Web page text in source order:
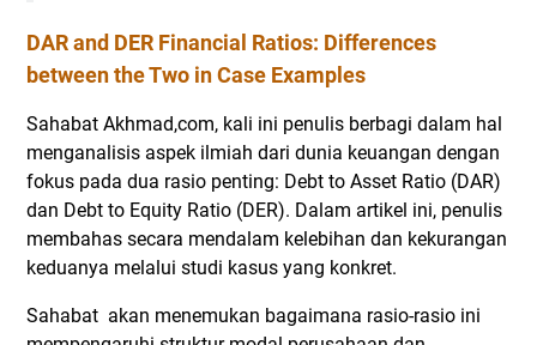
DAR and DER Financial Ratios: Differences
between the Two in Case Examples
Sahabat Akhmad,com, kali ini penulis berbagi dalam hal
menganalisis aspek ilmiah dari dunia keuangan dengan
fokus pada dua rasio penting: Debt to Asset Ratio (DAR)
dan Debt to Equity Ratio (DER). Dalam artikel ini, penulis
membahas secara mendalam kelebihan dan kekurangan
keduanya melalui studi kasus yang konkret.
Sahabat akan menemukan bagaimana rasio-rasio ini